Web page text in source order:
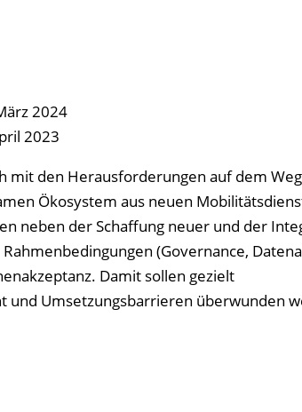
2024
2023
mit den Herausforderungen auf dem
Ökosystem aus neuen
neben der Schaffung neuer und der
(Governance,
Damit sollen gezielt
und Umsetzungsbarrieren überwunden